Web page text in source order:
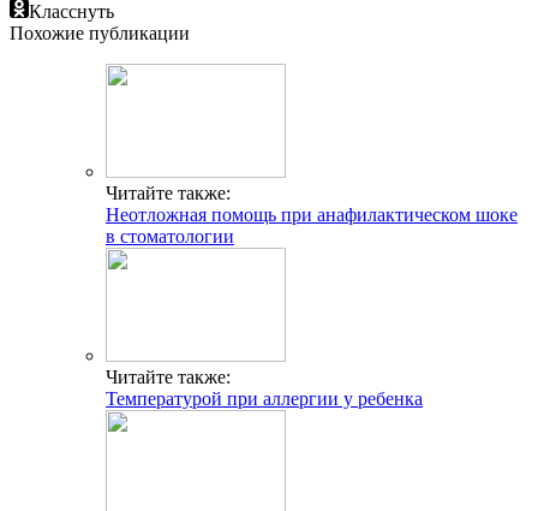
Класснуть
Похожие публикации
Читайте также:
Неотложная помощь при анафилактическом шоке
в стоматологии
Читайте также:
Температурой при аллергии у ребенка